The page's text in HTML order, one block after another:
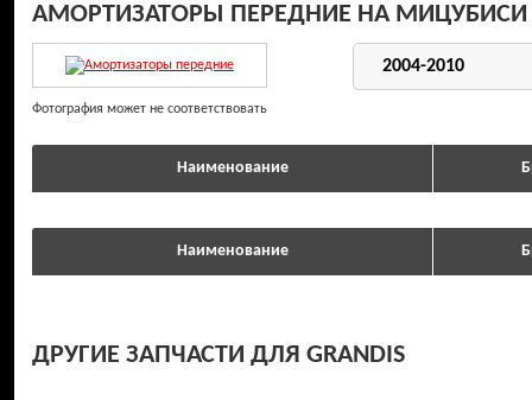
АМОРТИЗАТОРЫ ПЕРЕДНИЕ НА МИЦУБИСИ
Фотография может не соответствовать
Наименование
Наименование
ДРУГИЕ ЗАПЧАСТИ ДЛЯ GRANDIS